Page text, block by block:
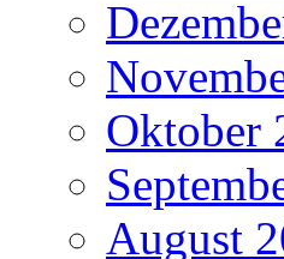
Oktober
August